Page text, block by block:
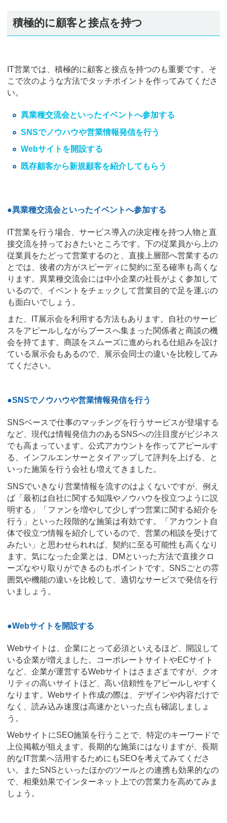
積極的に顧客と接点を持つ
IT営業では、積極的に顧客と接点を持つのも重要です。そ
こで次のような方法でタッチポイントを作ってみてくださ
い。
異業種交流会といったイベントへ参加する
SNSでノウハウや営業情報発信を行う
Webサイトを開設する
既存顧客から新規顧客を紹介してもらう
●異業種交流会といったイベントへ参加する
IT営業を行う場合、サービス導入の決定権を持つ人物と直
接交流を持っておきたいところです。下の従業員から上の
従業員をたどって営業するのと、直接上層部へ営業するの
とでは、後者の方がスピーディに契約に至る確率も高くな
ります。異業種交流会には中小企業の社長がよく参加して
いるので、イベントをチェックして営業目的で足を運ぶの
も面白いでしょう。
また、IT展示会を利用する方法もあります。自社のサービ
スをアピールしながらブースへ集まった関係者と商談の機
会を持てます。商談をスムーズに進められる仕組みを設け
ている展示会もあるので、展示会同士の違いを比較してみ
てください。
●SNSでノウハウや営業情報発信を行う
SNSベースで仕事のマッチングを行うサービスが登場する
など、現代は情報発信力のあるSNSへの注目度がビジネス
でも高まっています。公式アカウントを作ってアピールす
る、インフルエンサーとタイアップして評判を上げる、と
いった施策を行う会社も増えてきました。
SNSでいきなり営業情報を流すのはよくないですが、例え
ば「最初は自社に関する知識やノウハウを役立つように説
明する」「ファンを増やして少しずつ営業に関する紹介を
行う」といった段階的な施策は有効です。「アカウント自
体で役立つ情報を紹介しているので、営業の相談を受けて
みたい」と思わせられれば、契約に至る可能性も高くなり
ます。気になった企業とは、DMといった方法で直接クロ
ーズなやり取りができるのもポイントです。SNSごとの雰
囲気や機能の違いを比較して、適切なサービスで発信を行
いましょう。
●Webサイトを開設する
Webサイトは、企業にとって必須といえるほど、開設して
いる企業が増えました。コーポレートサイトやECサイト
など、企業が運営するWebサイトはさまざまですが、クオ
リティの高いサイトほど、高い信頼性をアピールしやすく
なります。Webサイト作成の際は、デザインや内容だけで
なく、読み込み速度は高速かといった点も確認しましょ
う。
WebサイトにSEO施策を行うことで、特定のキーワードで
上位掲載が狙えます。長期的な施策にはなりますが、長期
的なIT営業へ活用するためにもSEOを考えてみてくださ
い。またSNSといったほかのツールとの連携も効果的なの
で、相乗効果でインターネット上での営業力を高めてみま
しょう。